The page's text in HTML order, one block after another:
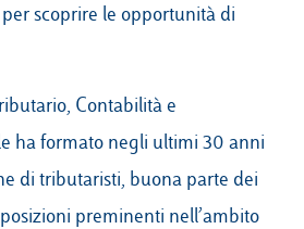
scoprire le opportunità di
Contabilità e
ha formato negli ultimi 30 anni
di tributaristi, buona parte dei
preminenti nell’ambito